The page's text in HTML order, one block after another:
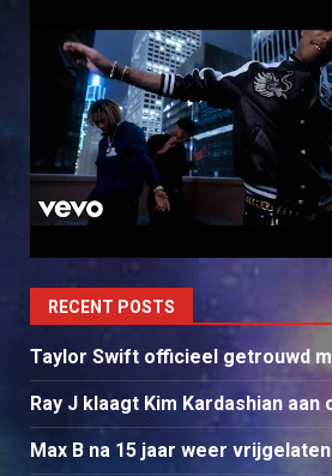
RECENT POSTS
Taylor Swift officieel getrouwd
Ray J klaagt Kim Kardashian aan
Max B na 15 jaar weer vrijgelaten